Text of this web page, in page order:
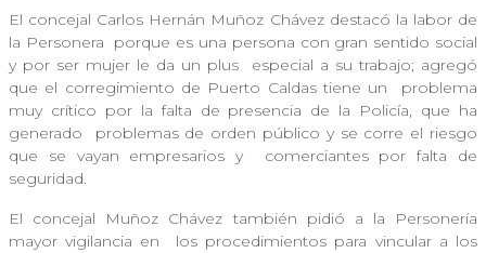
El concejal Carlos Hernán Muñoz Chávez destacó la labor de
la Personera
porque es una persona con gran sentido social
y por ser mujer le da un plus
especial a su trabajo; agregó
que el corregimiento de Puerto Caldas tiene un
problema
muy crítico por la falta de presencia de la Policía, que ha
generado
problemas de orden público y se corre el riesgo
que se vayan empresarios y
comerciantes por falta de
seguridad.
El concejal Muñoz Chávez también pidió a la Personería
mayor vigilancia en
los procedimientos para vincular a los